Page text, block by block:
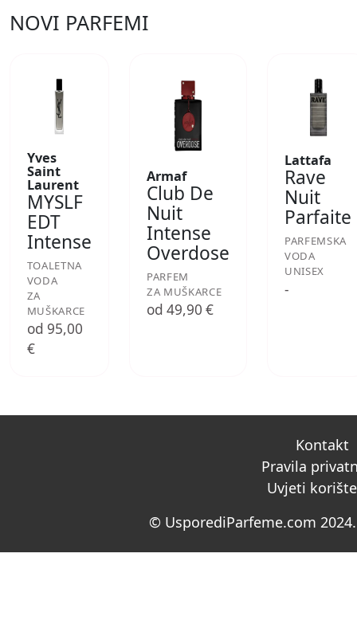
NOVI PARFEMI
Yves
Saint
Laurent
MYSLF
EDT
Intense
TOALETNA
VODA
ZA
MUŠKARCE
od 95,00
€
Armaf
Club De
Nuit
Intense
Overdose
PARFEM
ZA MUŠKARCE
od 49,90 €
Lattafa
Rave
Nuit
Parfaite
PARFEMSKA
VODA
UNISEX
-
Kontakt
Pravila
Uvjeti
© UsporediParfeme.com